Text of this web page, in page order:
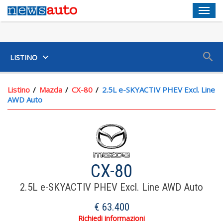
LISTINO
Listino Mazda CX-80
2.5L e-SKYACTIV PHEV Excl. Line
AWD Auto
CX-80
2.5L e-SKYACTIV PHEV Excl. Line AWD Auto
€ 63.400
Richiedi informazioni